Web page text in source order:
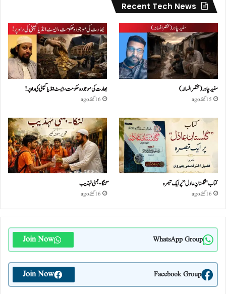
Recent Tech News
سفید چادر( مختصر افسانہ)
15 گھنٹے ago
بھارت کی موجودہ حکومت،ایسٹ انڈیا کمپنی کی راہ پر!
16 گھنٹے ago
کتاب "گلستانِ عادل” پر ایک تبصرہ
16 گھنٹے ago
گنگا-جمنی تہذیب
16 گھنٹے ago
WhatsApp Group
Join Now
Facebook Group
Join Now